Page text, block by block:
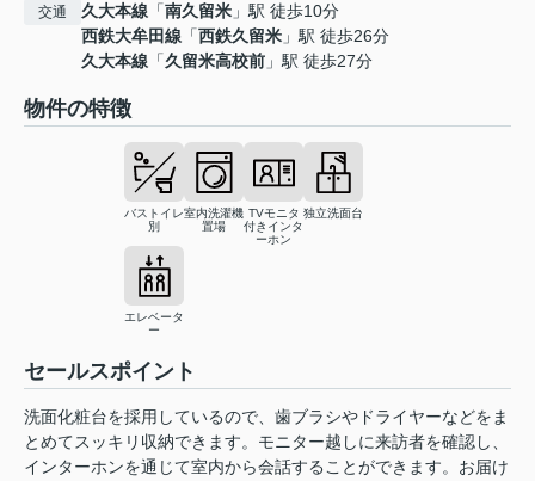
交通 久大本線 「南久留米 」駅 徒歩10分
西鉄大牟田線 「西鉄久留米 」駅 徒歩26分
久大本線 「久留米高校前 」駅 徒歩27分
物件の特徴
バストイレ
別
室内洗濯機
置場
TVモニタ
付きインタ
ーホン
独立洗面台
エレベータ
ー
セールスポイント
洗面化粧台を採用しているので、歯ブラシやドライヤーなどをま
とめてスッキリ収納できます。モニター越しに来訪者を確認し、
インターホンを通じて室内から会話することができます。お届け